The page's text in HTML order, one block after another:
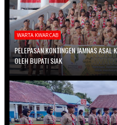
WARTA KWARCAB
PELEPASAN KONTINGEN JAMNAS
OLEH BUPATI SIAK